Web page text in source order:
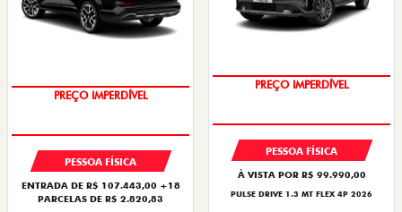
PREÇO IMPERDÍVEL
PESSOA FÍSICA
ENTRADA DE R$ 107.443,00 +18
PARCELAS DE R$ 2.820,83
PREÇO IMPERDÍVEL
PESSOA FÍSICA
À VISTA POR R$ 99.990,00
PULSE DRIVE 1.3 MT FLEX 4P 2026